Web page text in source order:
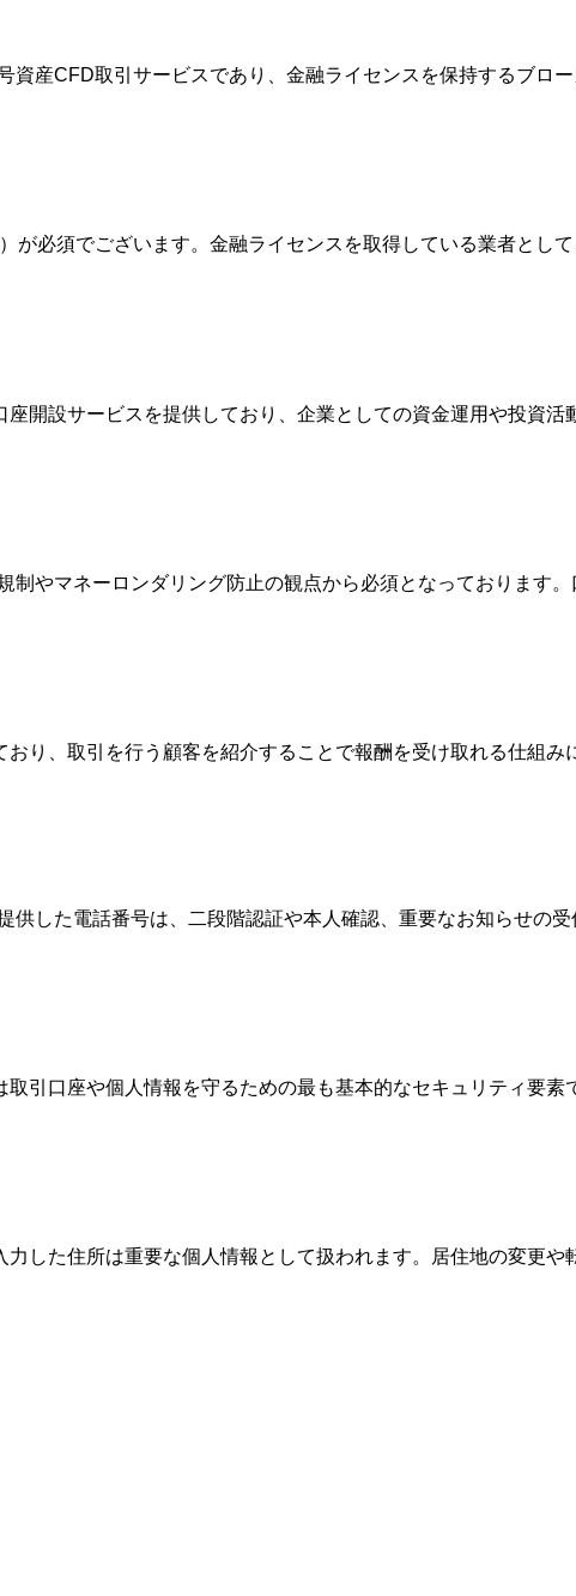
産CFD取引サービスであり、金融ライセンスを保持するブロ
必須でございます。金融ライセンスを取得している業者とし
開設サービスを提供しており、企業としての資金運用や投資
やマネーロンダリング防止の観点から必須となっております
り、取引を行う顧客を紹介することで報酬を受け取れる仕組
した電話番号は、二段階認証や本人確認、重要なお知らせの
引口座や個人情報を守るための最も基本的なセキュリティ要
した住所は重要な個人情報として扱われます。居住地の変更